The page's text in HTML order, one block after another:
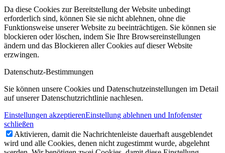
Da diese Cookies zur Bereitstellung der Website unbedingt
erforderlich sind, können Sie sie nicht ablehnen, ohne die
Funktionsweise unserer Website zu beeinträchtigen. Sie können sie
blockieren oder löschen, indem Sie Ihre Browsereinstellungen
ändern und das Blockieren aller Cookies auf dieser Website
erzwingen.
Datenschutz-Bestimmungen
Sie können unsere Cookies und Datenschutzeinstellungen im Detail
auf unserer Datenschutzrichtlinie nachlesen.
Einstellungen akzeptierenEinstellung ablehnen und Infofenster
schließen
Aktivieren, damit die Nachrichtenleiste dauerhaft ausgeblendet
wird und alle Cookies, denen nicht zugestimmt wurde, abgelehnt